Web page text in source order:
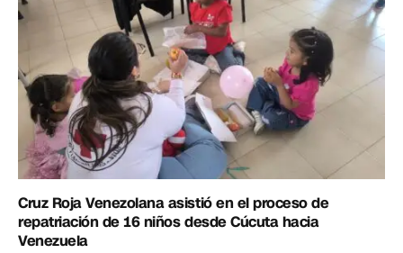
Cruz Roja Venezolana asistió en el proceso de
repatriación de 16 niños desde Cúcuta hacia
Venezuela